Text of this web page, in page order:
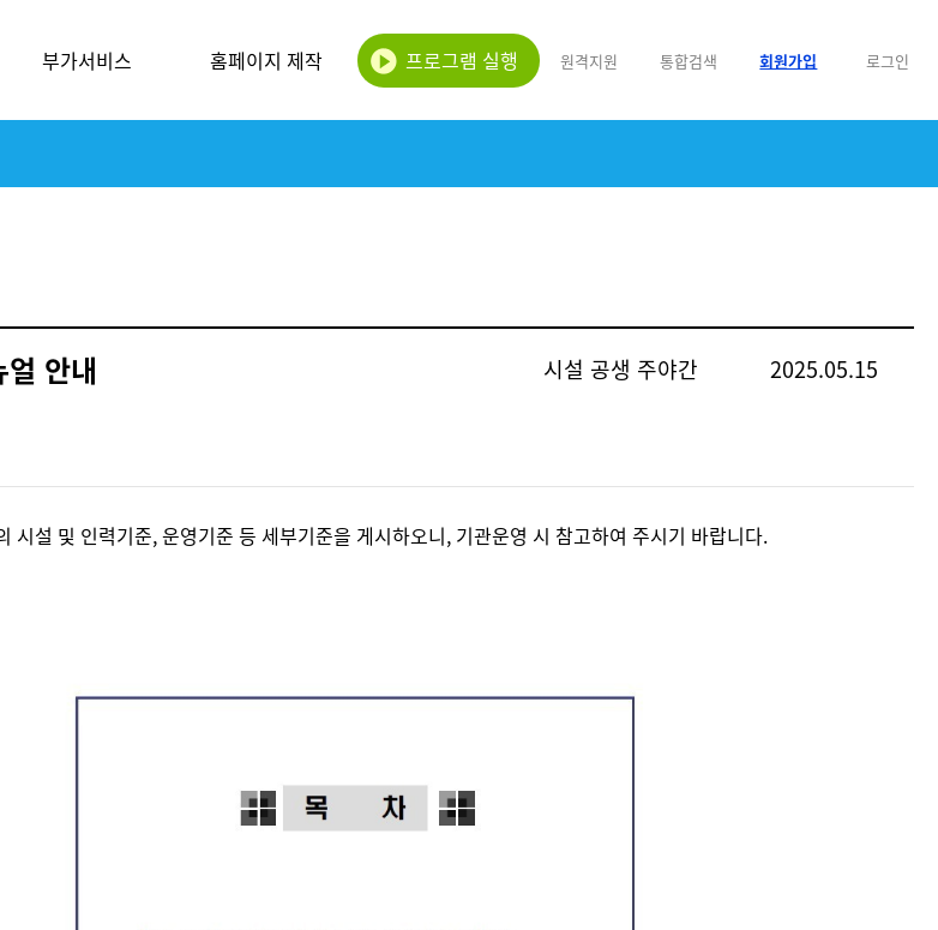
부가서비스 홈페이지 제작 프로그램 실행 원격지원 통합검색 회원가입 로그인
안내 시설 공생 주야간 2025.05.15
설 및 인력기준, 운영기준 등 세부기준을 게시하오니, 기관운영 시 참고하여 주시기 바랍니다.